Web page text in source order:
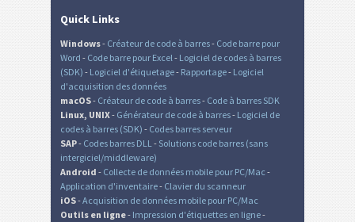
Quick Links
Windows- Créateur de code à barres- Code barre pour
Word - Code barre pour Excel- Logiciel de codes à barres
(SDK) - Logiciel d'étiquetage- Rapportage- Logiciel
d'acquisition des données
macOS- Créateur de code à barres- Code à barres SDK
Linux, UNIX- Générateur de code à barres- Logiciel de
codes à barres (SDK) - Codes barres serveur
SAP- Codes barres DLL- Solutions code barres (sans
intergiciel/middleware)
Android - Collecte de données mobile pour PC/Mac -
Application d'inventaire- Clavier du scanneur
iOS-Acquisition de données mobile pour PC/Mac
Outils en ligne- Impression d'étiquettes en ligne-